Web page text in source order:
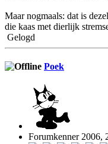
Maar nogmaals: dat is
die kaas met dierlijk
Gelogd
Poek
Forumkenner 2006,